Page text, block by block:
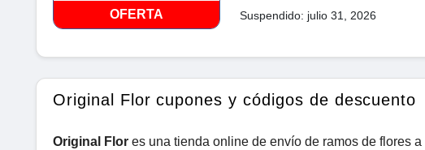
OFERTA Suspendido: julio 31, 2026
Original Flor cupones y códigos de descuento
Original Flor es una tienda online de envío de ramos de flores